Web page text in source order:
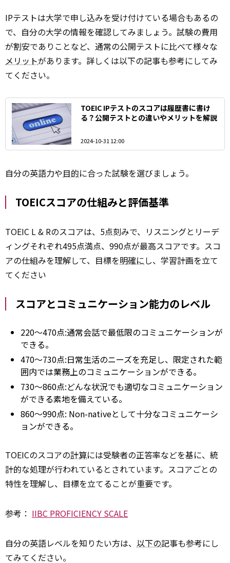
IPテストは大学で申し込みを受け付けている場合もあるの
で、自分の大学の情報を確認してみましょう。試験の費用
が割安でありことなど、通常の公開テストに比べて様々な
メリットがあります。詳しくは以下の記事も参考にしてみ
てください。
TOEIC IPテストのスコアは履歴書に書け
る？公開テストとの違いやメリットを解説
2024-10-31 12:00
自分の英語力や目的に合った試験を選びましょう。
TOEICスコアの仕組みと評価基準
TOEIC L & Rのスコアは、5点刻みで、リスニングとリーデ
ィングそれぞれ495点満点、990点が最高スコアです。スコ
アの仕組みを理解して、目標を明確にし、学習計画を立て
てください
スコアとコミュニケーション能力のレベル
220〜470点:通常会話で最低限のコミュニケーションが
できる。
470～730点:日常生活のニーズを充足し、限定された範
囲内では業務上のコミュニケーションができる。
730～860点:どんな状況でも適切なコミュニケーション
ができる素地を備えている。
860〜990点: Non-nativeとして十分なコミュニケーシ
ョンができる。
TOEICのスコアの計算には受験者の正答率などを基に、統
計的な処理が行われているとされています。スコアごとの
特性を理解し、目標を立てることが重要です。
参考： IIBC PROFICIENCY SCALE
自分の英語レベルを知りたい方は、 以下の記事も参考にし
てみてください。